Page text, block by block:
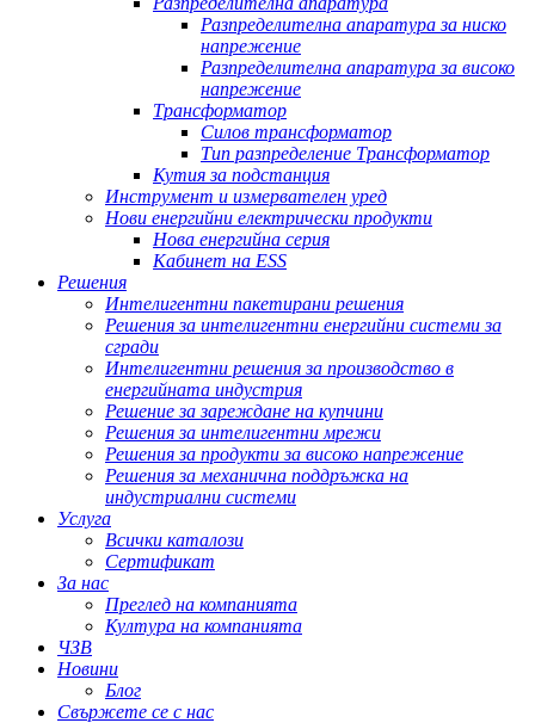
Разпределителна апаратура за ниско
напрежение
Разпределителна апаратура за високо
напрежение
Трансформатор
Силов трансформатор
Тип разпределение Трансформатор
Кутия за подстанция
Инструмент и измервателен уред
Нови енергийни електрически продукти
Нова енергийна серия
Кабинет на ESS
Решения
Интелигентни пакетирани решения
Решения за интелигентни енергийни системи за
сгради
Интелигентни решения за производство в
енергийната индустрия
Решение за зареждане на купчини
Решения за интелигентни мрежи
Решения за продукти за високо напрежение
Решения за механична поддръжка на
индустриални системи
Услуга
Всички каталози
Сертификат
За нас
Преглед на компанията
Култура на компанията
ЧЗВ
Новини
Блог
Свържете се с нас